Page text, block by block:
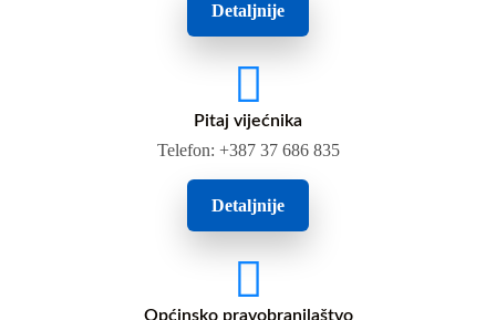
Detaljnije
Pitaj vijećnika
Telefon: +387 37 686 835
Detaljnije
Općinsko pravobranilaštvo